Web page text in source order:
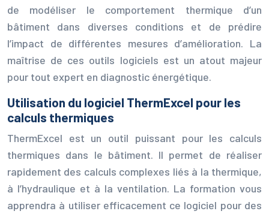
de modéliser le comportement thermique d’un
bâtiment dans diverses conditions et de prédire
l’impact de différentes mesures d’amélioration. La
maîtrise de ces outils logiciels est un atout majeur
pour tout expert en diagnostic énergétique.
Utilisation du logiciel ThermExcel pour les
calculs thermiques
ThermExcel est un outil puissant pour les calculs
thermiques dans le bâtiment. Il permet de réaliser
rapidement des calculs complexes liés à la thermique,
à l’hydraulique et à la ventilation. La formation vous
apprendra à utiliser efficacement ce logiciel pour des